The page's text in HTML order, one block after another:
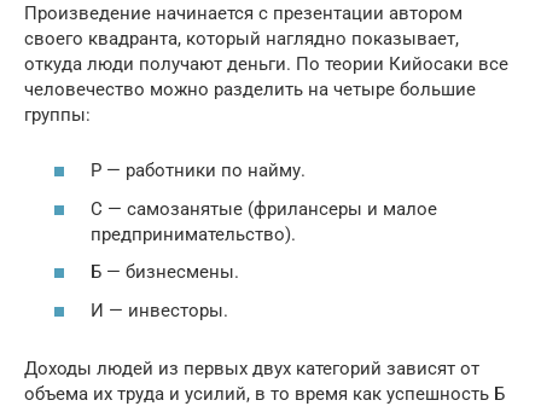
Произведение начинается с презентации автором
своего квадранта, который наглядно показывает,
откуда люди получают деньги. По теории Кийосаки все
человечество можно разделить на четыре большие
группы:
Р — работники по найму.
С — самозанятые (фрилансеры и малое
предпринимательство).
Б — бизнесмены.
И — инвесторы.
Доходы людей из первых двух категорий зависят от
объема их труда и усилий, в то время как успешность Б